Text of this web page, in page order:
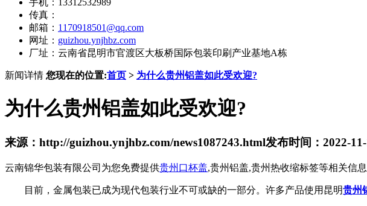
手机：13312532989
传真：
邮箱： 1170918501@qq.com
网址： guizhou.ynjhbz.com
厂址：云南省昆明市官渡区大板桥国际包装印刷产业基地A栋
新闻详情 您现在的位置:首页 > 为什么贵州铝盖如此受欢迎?
为什么贵州铝盖如此受欢迎?
来源：http://guizhou.ynjhbz.com/news1087243.html发布时间：2022-
云南锦华包装有限公司为您免费提供贵州口杯盖,贵州铝盖,贵州热收缩标签等相关信
目前，金属包装已成为现代包装行业不可或缺的一部分。许多产品使用昆明贵州